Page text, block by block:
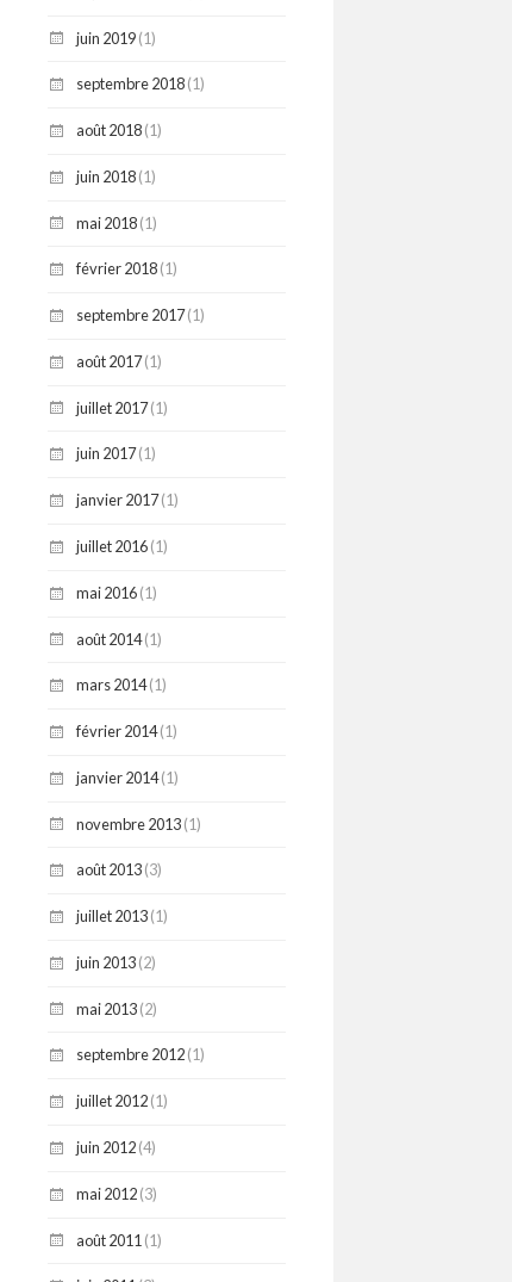
juin 2019(1)
septembre 2018(1)
août 2018(1)
juin 2018(1)
mai 2018(1)
février 2018(1)
septembre 2017(1)
août 2017(1)
juillet 2017(1)
juin 2017(1)
janvier 2017(1)
juillet 2016(1)
mai 2016(1)
août 2014(1)
mars 2014(1)
février 2014(1)
janvier 2014(1)
novembre 2013(1)
août 2013(3)
juillet 2013(1)
juin 2013(2)
mai 2013(2)
septembre 2012(1)
juillet 2012(1)
juin 2012(4)
mai 2012(3)
août 2011 (1)